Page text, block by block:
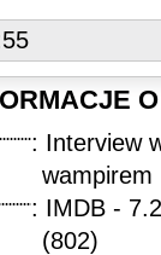
: Interview
wampirem
: IMDB -
(802)